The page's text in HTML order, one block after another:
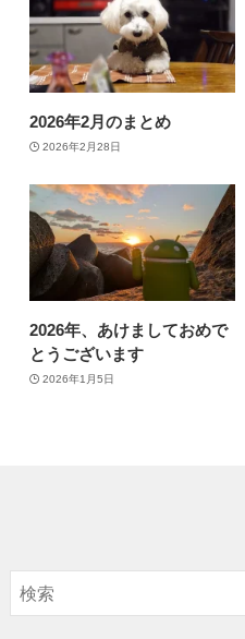
2026年2月のまとめ
2026年2月28日
2026年、あけましておめで
とうございます
2026年1月5日